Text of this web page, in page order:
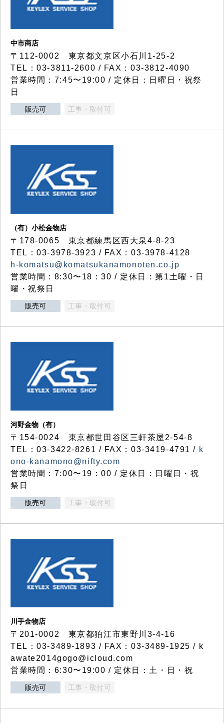
中市商店
〒112-0002 東京都文京区小石川1-25-2
TEL：03-3811-2600 / FAX：03-3812-4090
営業時間：7:45〜19:00 / 定休日：日曜日・祝祭
日
販売可 工事・取付可
（有）小松金物店
〒178-0065 東京都練馬区西大泉4-8-23
TEL：03-3978-3923 / FAX：03-3978-4128
h-komatsu@komatsukanamonoten.co.jp
営業時間：8:30〜18：30 / 定休日：第1土曜・日
曜・祝祭日
販売可 工事・取付可
河野金物（有）
〒154-0024 東京都世田谷区三軒茶屋2-54-8
TEL：03-3422-8261 / FAX：03-3419-4791 / k
ono-kanamono@nifty.com
営業時間：7:00〜19：00 / 定休日：日曜日・祝
祭日
販売可 工事・取付可
川手金物店
〒201-0002 東京都狛江市東野川3-4-16
TEL：03-3489-1893 / FAX：03-3489-1925 / k
awate2014gogo@icloud.com
営業時間：6:30〜19:00 / 定休日：土・日・祝
販売可 工事・取付可